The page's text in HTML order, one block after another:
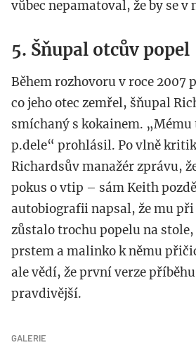
vůbec nepamatoval, že by se v
5. Šňupal otcův popel
Během rozhovoru v roce 2007
co jeho otec zemřel, šňupal
smíchaný s kokainem.
p.dele“ prohlásil. Po vlně
Richardsův manažér zprávu,
pokus o vtip – sám Keith
autobiografii napsal, že mu
zůstalo trochu popelu na
prstem a malinko k němu
ale vědí, že první verze
pravdivější.
GALERIE